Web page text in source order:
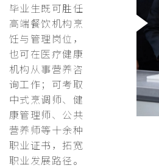
毕业生既可胜任
高端餐饮机构烹
饪与管理岗位，
也可在医疗健康
机构从事营养咨
询工作；可考取
中式烹调师、健
康管理师、公共
营养师等十余种
职业证书，拓宽
职业发展路径。